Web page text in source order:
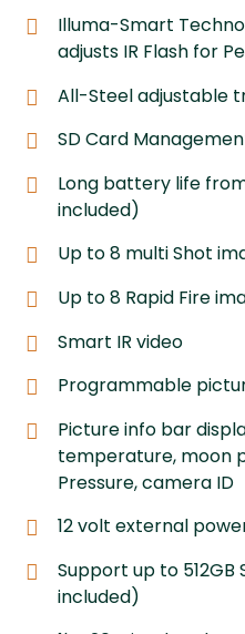
Illuma-Smart
adjusts IR Flash for
All-Steel adjustable
SD Card
Long battery life
included)
Up to 8 multi Shot
Up to 8 Rapid Fire
Smart IR video
Programmable
Picture info bar
temperature, moon
Pressure, camera ID
12 volt external
Support up to
included)